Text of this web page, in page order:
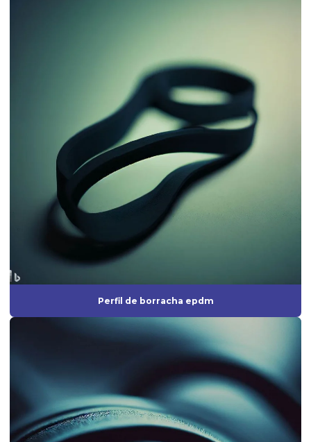
Fornecedor de mangueira de silicone
Fornecedor de vedação de borracha
Fornecedores de borrachas automotivas
Fornecedores de peças de borracha
Fornecedores de produtos de borracha
Gaxeta de borracha
Grommet de borracha
Grommets de borracha para isolamento técnico
Indústria de artefatos de borracha
Indústria de borracha
Perfil de borracha epdm